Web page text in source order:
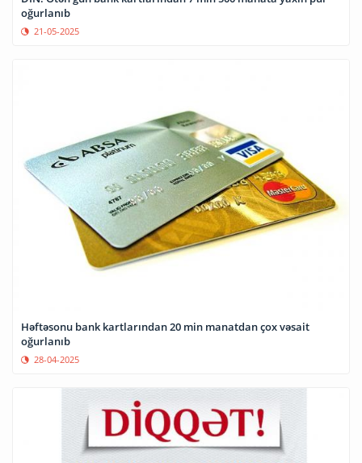
oğurlanıb
21-05-2025
Həftəsonu bank kartlarından 20 min manatdan çox vəsait
oğurlanıb
28-04-2025